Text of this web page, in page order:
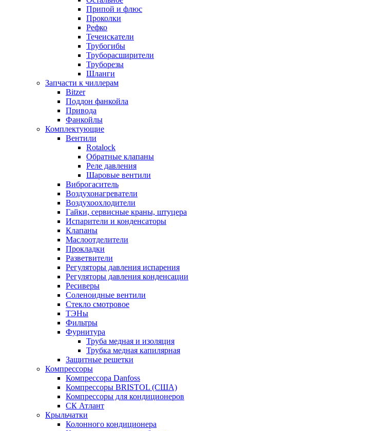
Припой и флюс
Проколки
Рефко
Течеискатели
Трубогибы
Труборасширители
Труборезы
Шланги
Запчасти к чиллерам
Bitzer
Поддон фанкойла
Привода
Фанкойлы
Комплектующие
Вентили
Rotalock
Обратные клапаны
Реле давления
Шаровые вентили
Виброгаситель
Воздухонагреватели
Воздухоохлодители
Гайки, сервисные краны, штуцера
Испарители и конденсаторы
Клапаны
Маслоотделители
Прокладки
Разветвители
Регуляторы давления испарения
Регуляторы давления конденсации
Ресиверы
Соленоидные вентили
Стекло смотровое
ТЭНы
Фильтры
Фурнитура
Труба медная и изоляция
Трубка медная капилярная
Защитные решетки
Компрессоры
Компрессора Danfoss
Компрессоры BRISTOL (США)
Компрессоры для кондиционеров
СК Атлант
Крыльчатки
Колонного кондиционера